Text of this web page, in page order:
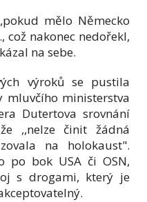
mělo Německo
nakonec nedořekl,
na sebe.
výroků se pustila
mluvčího ministerstva
Dutertova srovnání
,,nelze činit žádná
na holokaust".
po bok USA či OSN,
s drogami, který je